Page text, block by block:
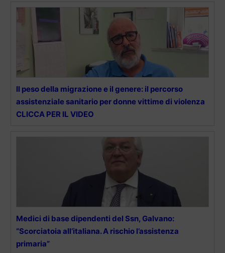
Il peso della migrazione e il genere: il percorso
assistenziale sanitario per donne vittime di violenza
CLICCA PER IL VIDEO
Medici di base dipendenti del Ssn, Galvano:
“Scorciatoia all’italiana. A rischio l’assistenza
primaria”